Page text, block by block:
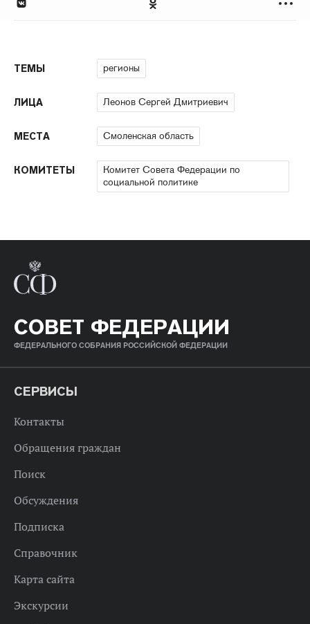
ТЕМЫ регионы
ЛИЦА Леонов Сергей Дмитриевич
МЕСТА Смоленская область
КОМИТЕТЫ
Комитет Совета Федерации по
социальной политике
СОВЕТ ФЕДЕРАЦИИ
ФЕДЕРАЛЬНОГО СОБРАНИЯ РОССИЙСКОЙ ФЕДЕРАЦИИ
СЕРВИСЫ
Контакты
Обращения граждан
Поиск
Обсуждения
Подписка
Справочник
Карта сайта
Экскурсии